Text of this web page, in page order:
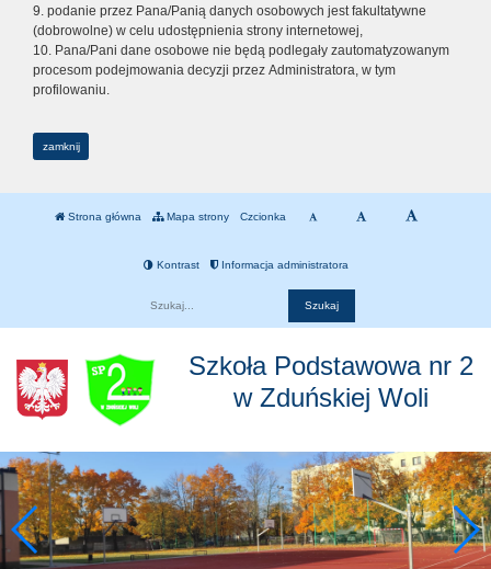
9. podanie przez Pana/Panią danych osobowych jest fakultatywne
(dobrowolne) w celu udostępnienia strony internetowej,
10. Pana/Pani dane osobowe nie będą podlegały zautomatyzowanym
procesom podejmowania decyzji przez Administratora, w tym
profilowaniu.
zamknij
Strona główna Mapa strony Czcionka
Kontrast Informacja administratora
Szkoła Podstawowa nr 2
w Zduńskiej Woli